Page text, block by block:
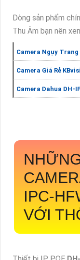
Dòng sản phẩm
Thu Âm bạn nên
Camera Ngụy Trang
Camera Giá Rẻ
Camera Dahua DH-
IPC-
VỚI